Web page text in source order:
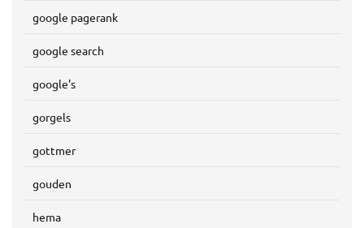
google pagerank
google search
google's
gorgels
gottmer
gouden
hema